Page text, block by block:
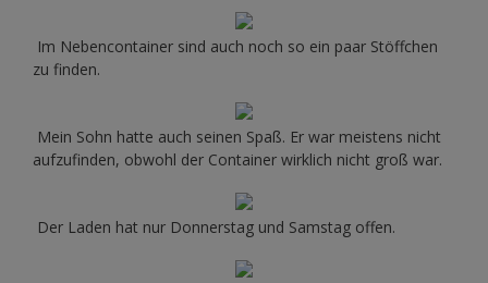
Im Nebencontainer sind auch noch so ein paar Stöffchen
zu finden.
Mein Sohn hatte auch seinen Spaß. Er war meistens nicht
aufzufinden, obwohl der Container wirklich nicht groß war.
Der Laden hat nur Donnerstag und Samstag offen.